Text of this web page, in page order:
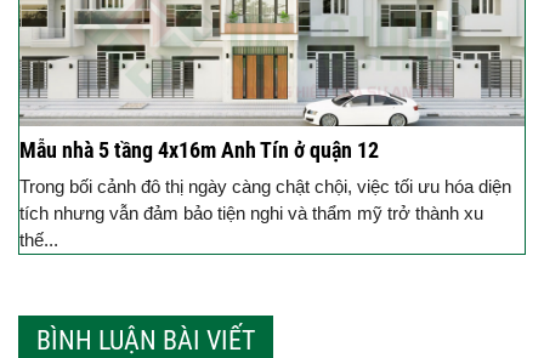
Mẫu nhà 5 tầng 4x16m Anh Tín ở quận 12
Trong bối cảnh đô thị ngày càng chật chội, việc tối ưu hóa diện
tích nhưng vẫn đảm bảo tiện nghi và thẩm mỹ trở thành xu
thế...
BÌNH LUẬN BÀI VIẾT